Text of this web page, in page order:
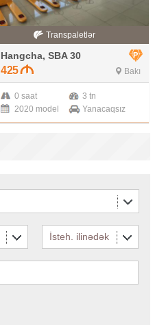
Transpaletlər
Hangcha, SBA 30
425 Bakı
0 saat
3 tn
2020 model
Yanacaqsız
İsteh. ilinədək